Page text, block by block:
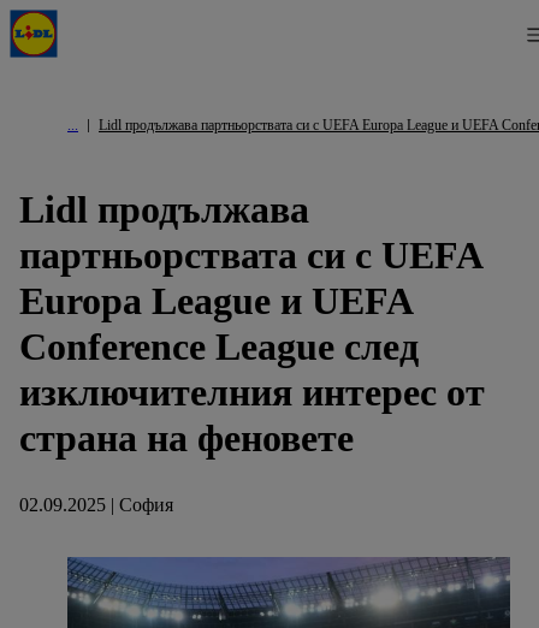
Lidl продължава партньорствата си с UEFA Europa League и UEFA
Lidl продължава
партньорствата си с UEFA
Europa League и UEFA
Conference League след
изключителния интерес от
страна на феновете
02.09.2025 | София